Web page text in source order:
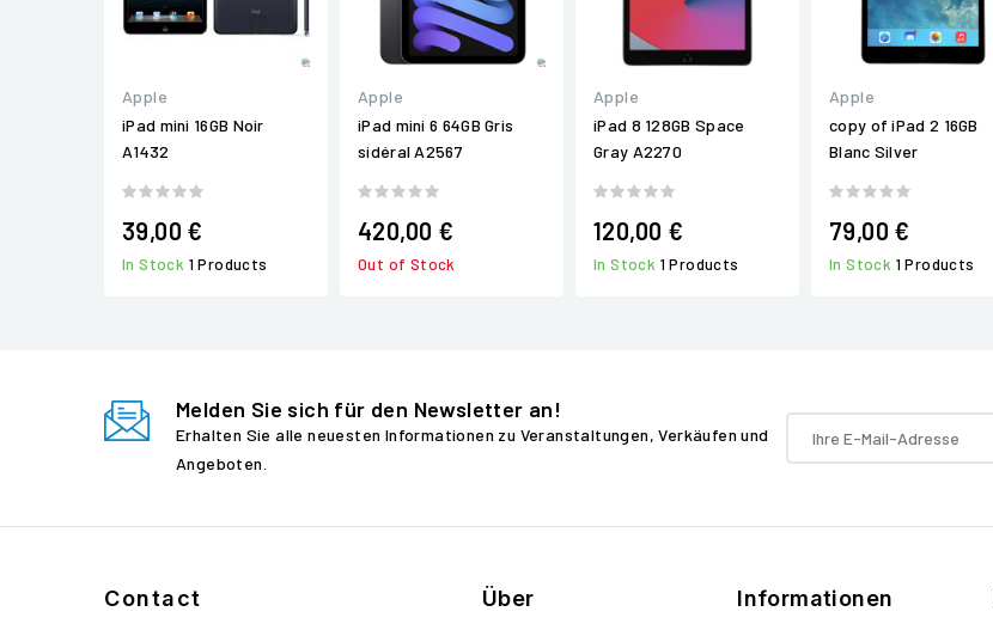
Apple
iPad mini 16GB Noir
A1432
39,00 €
In Stock 1 Products
Apple
iPad mini 6 64GB Gris
sidéral A2567
420,00 €
Out of Stock
Apple
iPad 8 128GB Space
Gray A2270
120,00 €
In Stock 1 Products
Apple
copy of iPad 2 16GB
Blanc Silver
79,00 €
In Stock 1 Products
Melden Sie sich für den Newsletter an!
Erhalten Sie alle neuesten Informationen zu Veranstaltungen, Verkäufen und
Angeboten.
Contact Über Informationen